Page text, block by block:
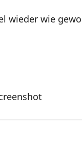
wieder wie